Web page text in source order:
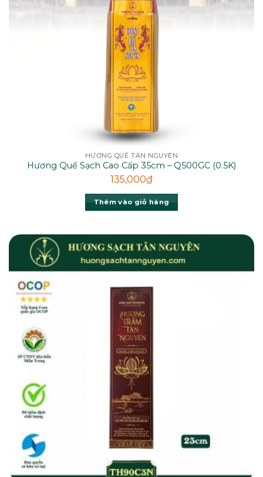
HƯƠNG QUẾ TÂN NGUYÊN
Hương Quế Sạch Cao Cấp 35cm – Q500GC (0.5K)
135,000₫
Thêm vào giỏ hàng